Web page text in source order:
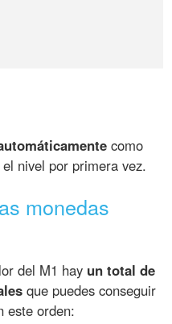
como
nivel por primera vez.
monedas
del M1 hay un total de
que puedes conseguir
este orden: